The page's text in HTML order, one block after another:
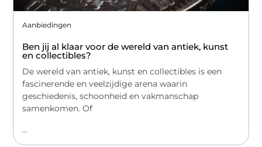
Aanbiedingen
Ben jij al klaar voor de wereld van antiek, kunst
en collectibles?
De wereld van antiek, kunst en collectibles is een
fascinerende en veelzijdige arena waarin
geschiedenis, schoonheid en vakmanschap
samenkomen. Of
...